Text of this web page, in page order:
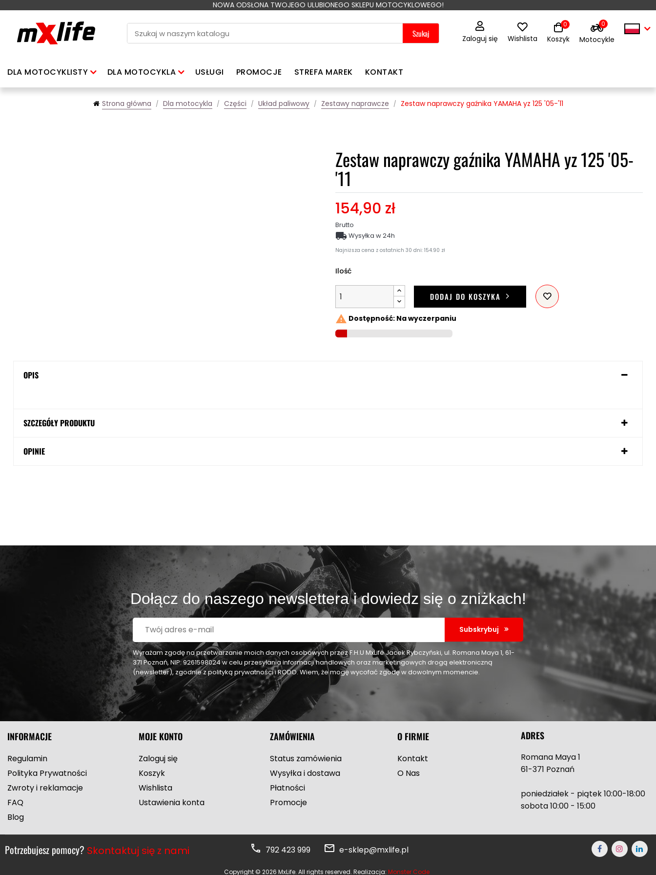
NOWA ODSŁONA TWOJEGO ULUBIONEGO SKLEPU MOTOCYKLOWEGO!
Szukaj Zaloguj się Wishlista Koszyk
0 0
Motocykle
DLA MOTOCYKLISTY DLA MOTOCYKLA USŁUGI PROMOCJE STREFA MAREK KONTAKT
Strona główna Dla motocykla Części Układ paliwowy Zestawy naprawcze Zestaw naprawczy gaźnika YAMAHA yz 125 '05-'11
Zestaw naprawczy gaźnika YAMAHA yz 125 '05-
'11
154,90 zł
Brutto
Najniższa cena z ostatnich 30 dni: 154.90 zł
 Wysyłka w 24h
Ilość
DODAJ DO KOSZYKA
 Dostępność: Na wyczerpaniu
OPIS
SZCZEGÓŁY PRODUKTU
OPINIE
Dołącz do naszego newslettera i dowiedz się o zniżkach!
Subskrybuj
Wyrażam zgodę na przetwarzanie moich danych osobowych przez F.H.U MxLife Jacek Rybczyński, ul. Romana Maya 1, 61-
371 Poznań, NIP: 9261598024 w celu przesyłania informacji handlowych oraz marketingowych drogą elektroniczną
(newsletter), zgodnie z polityką prywatności i RODO. Wiem, że mogę wycofać zgodę w dowolnym momencie.
INFORMACJE
Regulamin
Polityka Prywatności
Zwroty i reklamacje
FAQ
Blog
MOJE KONTO
Zaloguj się
Koszyk
Wishlista
Ustawienia konta
ZAMÓWIENIA
Status zamówienia
Wysyłka i dostawa
Płatności
Promocje
O FIRMIE
Kontakt
O Nas
ADRES
Romana Maya 1
61-371 Poznań
poniedziałek - piątek 10:00-18:00
sobota 10:00 - 15:00
Potrzebujesz pomocy? Skontaktuj się z nami 792 423 999 e-sklep@mxlife.pl
Copyright © 2026 MxLife. All rights reserved. Realizacja: Monster Code